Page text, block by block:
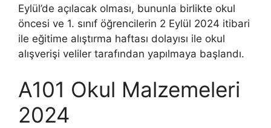
Eylül’de açılacak olması, bununla birlikte okul
öncesi ve 1. sınıf öğrencilerin 2 Eylül 2024 itibari
ile eğitime alıştırma haftası dolayısı ile okul
alışverişi veliler tarafından yapılmaya başlandı.
A101 Okul Malzemeleri
2024